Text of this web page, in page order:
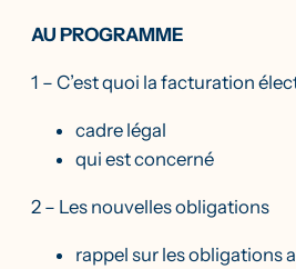
AU PROGRAMME
1 – C’est quoi la facturation
cadre légal
qui est concerné
2 – Les nouvelles obligations
rappel sur les obligations